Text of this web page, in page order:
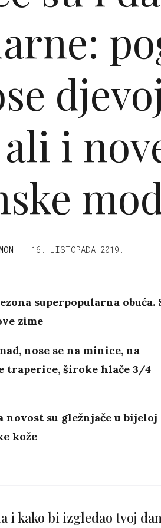
i
16. LISTOPADA 2019.
superpopularna obuća.
zime
nose se na minice, na
traperice, široke hlače 3/4
novost su gležnjače u bijeloj
kože
i kako bi izgledao tvoj